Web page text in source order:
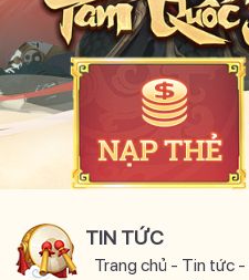
TIN TỨC
Trang chủ - Tin tức -